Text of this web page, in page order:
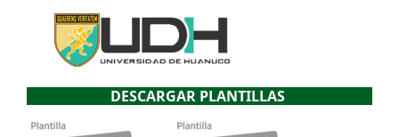
DESCARGAR PLANTILLAS